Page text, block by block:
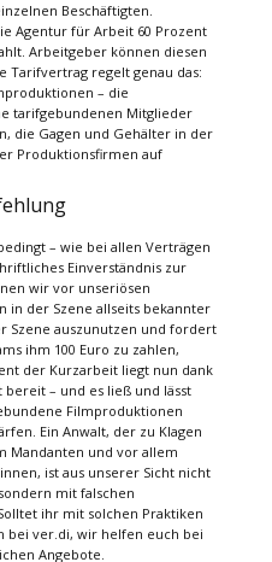
Beschäftigten.
Agentur für Arbeit 60 Prozent
Arbeitgeber können diesen
Tarifvertrag regelt genau das:
– die
tarifgebundenen Mitglieder
die Gagen und Gehälter in der
Produktionsfirmen auf
– wie bei allen Verträgen
Einverständnis zur
wir vor unseriösen
in der Szene allseits bekannter
Szene auszunutzen und fordert
ihm 100 Euro zu zahlen,
der Kurzarbeit liegt nun dank
– und es ließ und lässt
Filmproduktionen
Ein Anwalt, der zu Klagen
Mandanten und vor allem
ist aus unserer Sicht nicht
mit falschen
ihr mit solchen Praktiken
bei ver.di, wir helfen euch bei
Angebote.